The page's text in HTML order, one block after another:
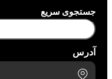
جستجوی سریع
آدرس